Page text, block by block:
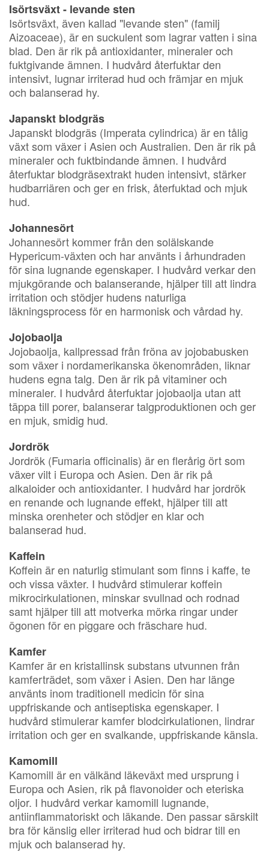
Isörtsväxt - levande sten
Isörtsväxt, även kallad "levande sten" (familj
Aizoaceae), är en suckulent som lagrar vatten i sina
blad. Den är rik på antioxidanter, mineraler och
fuktgivande ämnen. I hudvård återfuktar den
intensivt, lugnar irriterad hud och främjar en mjuk
och balanserad hy.
Japanskt blodgräs
Japanskt blodgräs (Imperata cylindrica) är en tålig
växt som växer i Asien och Australien. Den är rik på
mineraler och fuktbindande ämnen. I hudvård
återfuktar blodgräsextrakt huden intensivt, stärker
hudbarriären och ger en frisk, återfuktad och mjuk
hud.
Johannesört
Johannesört kommer från den solälskande
Hypericum-växten och har använts i århundraden
för sina lugnande egenskaper. I hudvård verkar den
mjukgörande och balanserande, hjälper till att lindra
irritation och stödjer hudens naturliga
läkningsprocess för en harmonisk och vårdad hy.
Jojobaolja
Jojobaolja, kallpressad från fröna av jojobabusken
som växer i nordamerikanska ökenområden, liknar
hudens egna talg. Den är rik på vitaminer och
mineraler. I hudvård återfuktar jojobaolja utan att
täppa till porer, balanserar talgproduktionen och ger
en mjuk, smidig hud.
Jordrök
Jordrök (Fumaria officinalis) är en flerårig ört som
växer vilt i Europa och Asien. Den är rik på
alkaloider och antioxidanter. I hudvård har jordrök
en renande och lugnande effekt, hjälper till att
minska orenheter och stödjer en klar och
balanserad hud.
Kaffein
Koffein är en naturlig stimulant som finns i kaffe, te
och vissa växter. I hudvård stimulerar koffein
mikrocirkulationen, minskar svullnad och rodnad
samt hjälper till att motverka mörka ringar under
ögonen för en piggare och fräschare hud.
Kamfer
Kamfer är en kristallinsk substans utvunnen från
kamferträdet, som växer i Asien. Den har länge
använts inom traditionell medicin för sina
uppfriskande och antiseptiska egenskaper. I
hudvård stimulerar kamfer blodcirkulationen, lindrar
irritation och ger en svalkande, uppfriskande känsla.
Kamomill
Kamomill är en välkänd läkeväxt med ursprung i
Europa och Asien, rik på flavonoider och eteriska
oljor. I hudvård verkar kamomill lugnande,
antiinflammatoriskt och läkande. Den passar särskilt
bra för känslig eller irriterad hud och bidrar till en
mjuk och balanserad hy.